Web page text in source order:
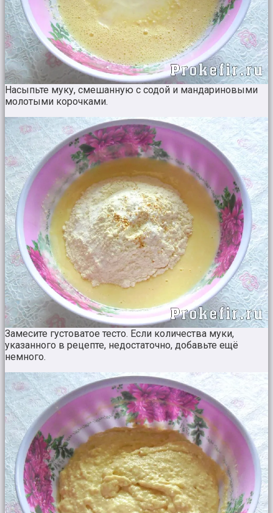
Насыпьте муку, смешанную с содой и мандариновыми
молотыми корочками.
Замесите густоватое тесто. Если количества муки,
указанного в рецепте, недостаточно, добавьте ещё
немного.